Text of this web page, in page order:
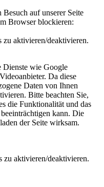
auf unserer Seite
Browser blockieren:
aktivieren/deaktivieren.
Dienste wie Google
Da diese
Daten von Ihnen
Bitte beachten Sie,
die Funktionalität und das
kann. Die
der Seite wirksam.
aktivieren/deaktivieren.